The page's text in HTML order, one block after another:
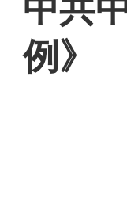
中共
例》